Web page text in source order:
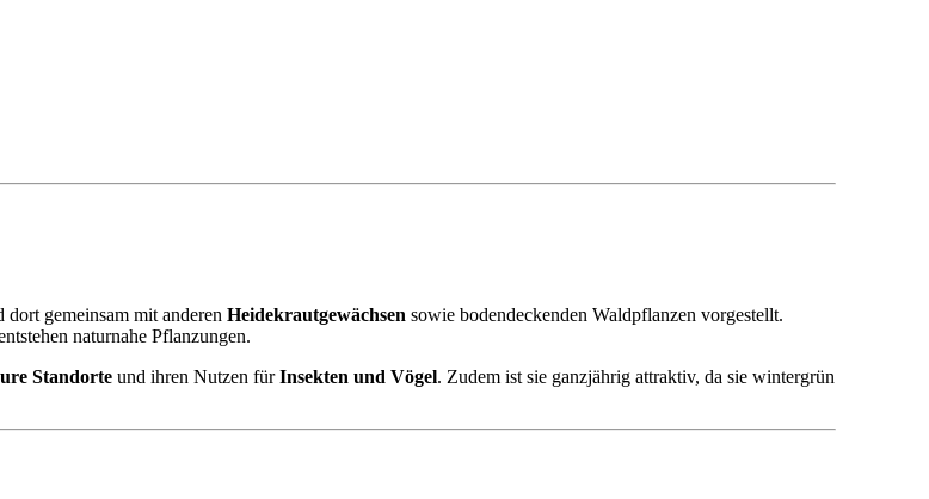
gemeinsam mit anderen Heidekrautgewächsen sowie bodendeckenden Waldpflanzen vorgestellt.
naturnahe Pflanzungen.
Standorte und ihren Nutzen fürInsekten und Vögel. Zudem ist sie ganzjährig attraktiv, da sie wintergrün